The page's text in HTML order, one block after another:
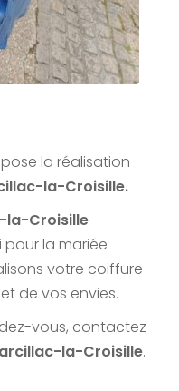
la réalisation
la-Croisille.
la-Croisille
la mariée
votre coiffure
de vos envies.
vous, contactez
la-Croisille.